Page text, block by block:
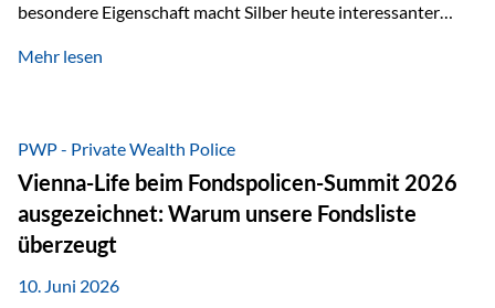
besondere Eigenschaft macht Silber heute interessanter
elektrischer – und genau dort spielt Silber eine
Leitfähigkeit aller Metalle. Diese Eigenschaft macht es für
zahlreiche Zukunftstechnologien praktisch unverzichtbar.
Silber findet sich unter anderem in: Solarmodulen
Elektrofahrzeugen Halbleitern Smartphones und Tablets…
Mehr lesen
PWP - Private Wealth Police
Vienna-Life beim Fondspolicen-Summit 2026
ausgezeichnet: Warum unsere Fondsliste
überzeugt
10. Juni 2026